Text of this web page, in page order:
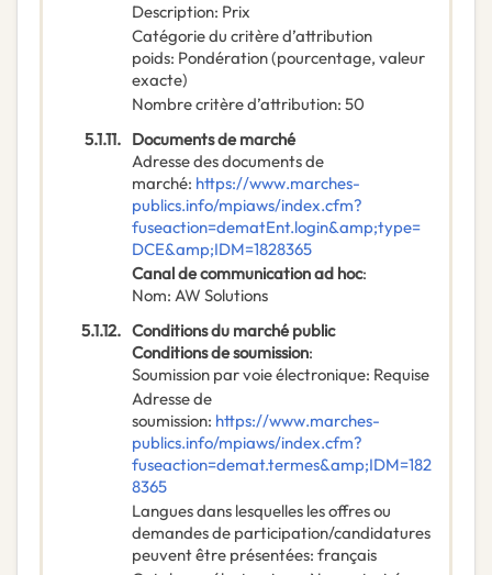
Description: Prix
Catégorie du critère d’attribution
poids: Pondération (pourcentage, valeur
exacte)
Nombre critère d’attribution: 50
5.1.11. Documents de marché
Adresse des documents de
marché: https://www.marches-
publics.info/mpiaws/index.cfm?
fuseaction=dematEnt.login&amp;type=
DCE&amp;IDM=1828365
Canal de communication ad hoc:
Nom: AW Solutions
5.1.12. Conditions du marché public
Conditions de soumission:
Soumission par voie électronique: Requise
Adresse de
soumission: https://www.marches-
publics.info/mpiaws/index.cfm?
fuseaction=demat.termes&amp;IDM=182
8365
Langues dans lesquelles les offres ou
demandes de participation/candidatures
peuvent être présentées: français